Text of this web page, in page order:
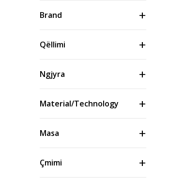
Brand
Qëllimi
Ngjyra
Material/Technology
Masa
Çmimi